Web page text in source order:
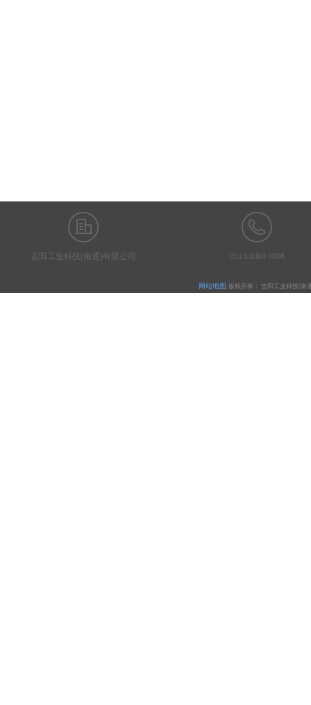
吉田工业科技(南通)有限公司 0513-8368 0808
网站地图 版权所有： 吉田工业科技(南